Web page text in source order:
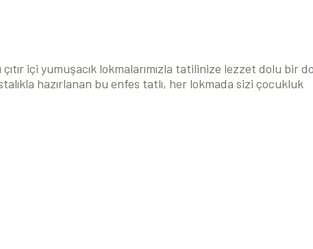
çıtır içi yumuşacık lokmalarımızla tatilinize lezzet dolu bir
hazırlanan bu enfes tatlı, her lokmada sizi çocukluk